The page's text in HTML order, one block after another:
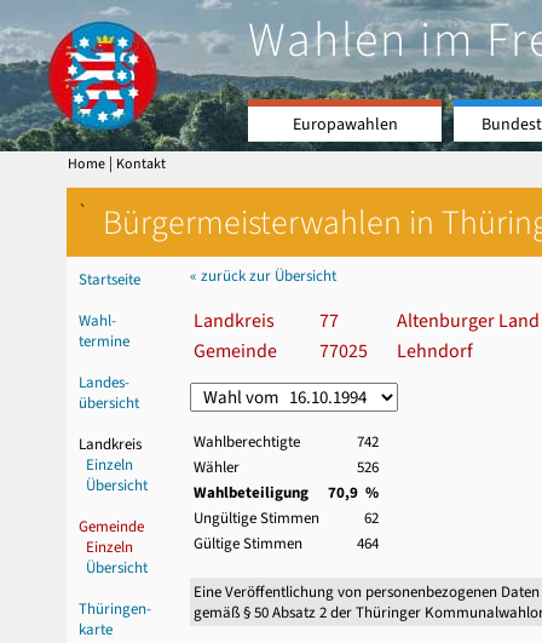
Wahlen im
Europawahlen
Home | Kontakt
` Bürgermeisterwahlen in
Startseite
Wahl-
termine
Landes-
übersicht
Landkreis
Einzeln
Übersicht
Gemeinde
Einzeln
Übersicht
Thüringen-
karte
« zurück zur Übersicht
Landkreis 77
Altenburger Land
Gemeinde
77025 Lehndorf
Wahlberechtigte
742
Wähler
526
Wahlbeteiligung
70,9 %
Ungültige Stimmen
62
Gültige Stimmen
464
Eine Veröffentlichung von personenbezogenen
gemäß § 50 Absatz 2 der Thüringer